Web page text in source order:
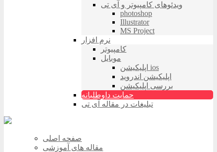
ویدئوهای کامپیوتر و آی تی
photoshop
Illustrator
MS Project
نرم افزار
کامپیوتر
موبایل
اپلیکیشن ios
اپلیکیشن اندروید
بررسی اپلیکیشن
حمایت داوطلبانه
تبلیغات در مقاله آی تی
صفحه اصلی
مقاله های آموزشی